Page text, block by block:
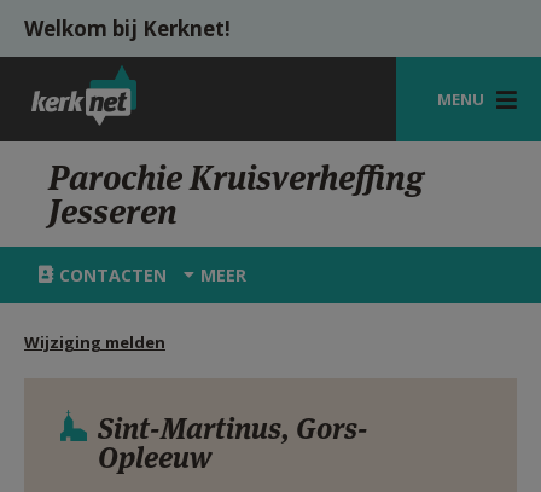
Overslaan en naar de inhoud gaan
Welkom bij Kerknet!
MENU
STARTPAGINA
KERK
VIERINGEN
HULP
MIJN PAROCHIE
Parochie Kruisverheffing
Jesseren
CONTACTEN MEER
Wijziging melden
Sint-Martinus, Gors-
Opleeuw